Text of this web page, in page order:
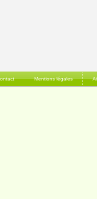
Mentions légales